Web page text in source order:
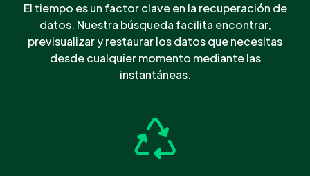
El tiempo es un factor clave en la recuperación de
datos. Nuestra búsqueda facilita encontrar,
previsualizar y restaurar los datos que necesitas
desde cualquier momento mediante las
instantáneas.